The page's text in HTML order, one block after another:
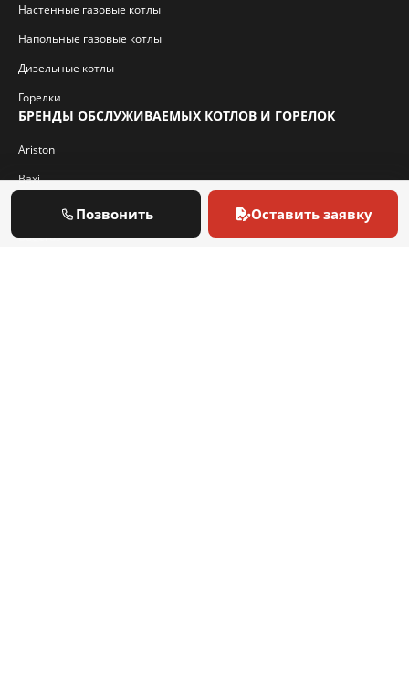
Настенные газовые котлы
Напольные газовые котлы
Дизельные котлы
Горелки
БРЕНДЫ ОБСЛУЖИВАЕМЫХ КОТЛОВ И ГОРЕЛОК
Ariston
Baxi
Buderus
Позвонить Оставить заявку